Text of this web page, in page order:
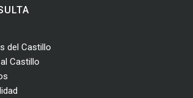
del Castillo
Castillo